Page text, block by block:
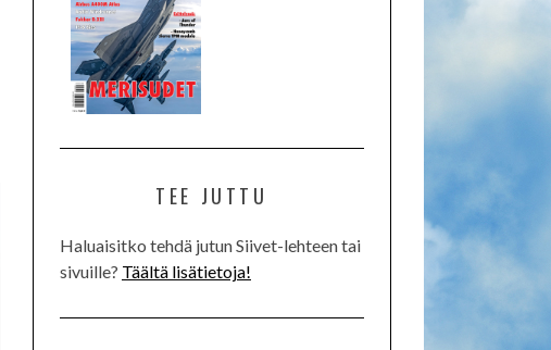
TEE JUTTU
Haluaisitko tehdä jutun Siivet-lehteen tai
sivuille? Täältä lisätietoja!